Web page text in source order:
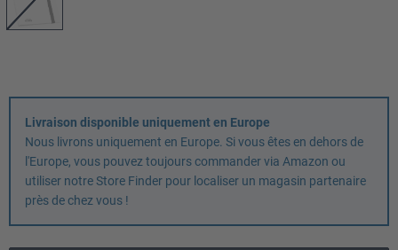
Livraison disponible uniquement en Europe
Nous livrons uniquement en Europe. Si vous êtes en dehors de
l'Europe, vous pouvez toujours commander via Amazon ou
utiliser notre Store Finder pour localiser un magasin partenaire
près de chez vous !